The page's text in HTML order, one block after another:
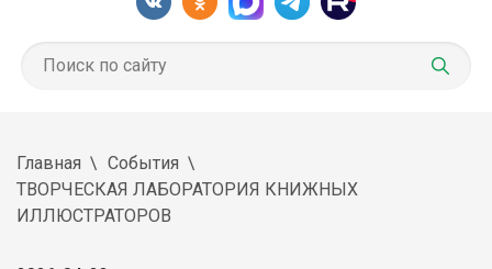
Главная
События
ТВОРЧЕСКАЯ ЛАБОРАТОРИЯ КНИЖНЫХ
ИЛЛЮСТРАТОРОВ